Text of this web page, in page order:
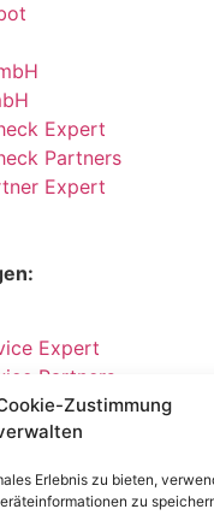
Zustimmung
Erlebnis zu bieten,
zu
Expert
Partners
Expert
Expert
Partners
GmbH
Partners
Expert